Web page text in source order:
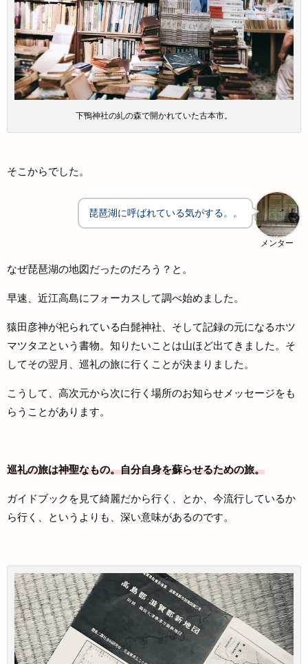
下鴨神社の糺の森で開かれていた古本市。
そこからでした。
メンター
琵琶湖に呼ばれている気がする。。
なぜ琵琶湖の地図だったのだろう？と。
早速、近江高島にフォーカスして調べ始めました。
猿田彦神が祀られている白髭神社、そして記録の元になるホツ
マツタヱという書物。知りたいことは山ほど出てきました。そ
してその翌月、巡礼の旅に行くことが決まりました。
こうして、高次元から次に行く場所のお知らせメッセージをも
らうことがあります。
巡礼の旅は神聖なもの。自分自身を蘇らせるための旅。
ガイドブックを見て綺麗だから行く、とか、今流行しているか
ら行く、というよりも、深い意味があるのです。